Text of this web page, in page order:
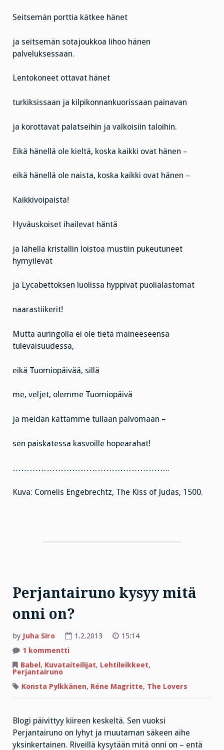
Seitsemän porttia kätkee hänet
ja seitsemän sotajoukkoa lihoo hänen
palveluksessaan.
Lentokoneet ottavat hänet
turkiksissaan ja kilpikonnankuorissaan painavan
ja korottavat palatseihin ja valkoisiin taloihin.
Eikä hänellä ole kieltä, koska kaikki ovat hänen –
eikä hänellä ole naista, koska kaikki ovat hänen –
Kaikkivoipaista!
Hyväuskoiset ihailevat häntä
ja lähellä kristallin loistoa mustiin pukeutuneet
hymyilevät
ja Lycabettoksen luolissa hyppivät puolialastomat
naarastiikerit!
Mutta auringolla ei ole tietä maineeseensa
tulevaisuudessa,
eikä Tuomiopäivää, sillä
me, veljet, olemme Tuomiopäivä
ja meidän kättämme tullaan palvomaan –
sen paiskatessa kasvoille hopearahat!
………………………………………………..
Kuva: Cornelis Engebrechtz, The Kiss of Judas, 1500.
Perjantairuno kysyy mitä
onni on?
by Juha Siro 1.2.2013
15:14
1 kommenttiartikkeliin
kysyy
mitä
on?
Babel, Kuvataiteilijat, Lehtileikkeet,
Perjantairuno
Konsta Pylkkänen, Réne Magritte, The Lovers
Blogi päivittyy kiireen keskeltä. Sen vuoksi
Perjantairuno on lyhyt ja muutaman säkeen aihe
yksinkertainen. Riveillä kysytään mitä onni on – entä